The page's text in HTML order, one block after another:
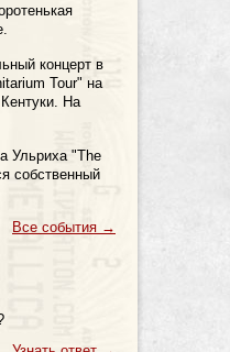
концерт в
Tour" на
На
Ульриха "The
собственный
Все события →